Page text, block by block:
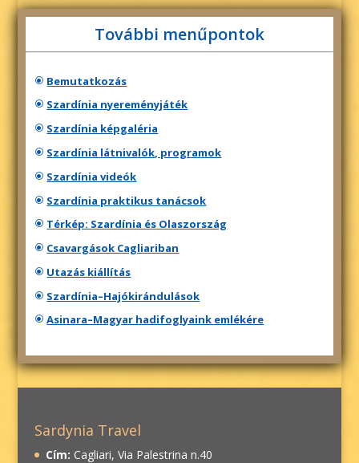
További menűpontok
Bemutatkozás
Szardínia nyereményjáték
Szardínia képgaléria
Szardínia látnivalók, programok
Szardínia videók
Szardínia praktikus tanácsok
Térkép: Szardínia és Olaszország
Csavargások Cagliariban
Utazás kiállítás
Szardínia–Hajókirándulások
Asinara–Magyar hadifoglyaink emlékére
Sardynia Travel
Cím: Cagliari, Via Palestrina n.40